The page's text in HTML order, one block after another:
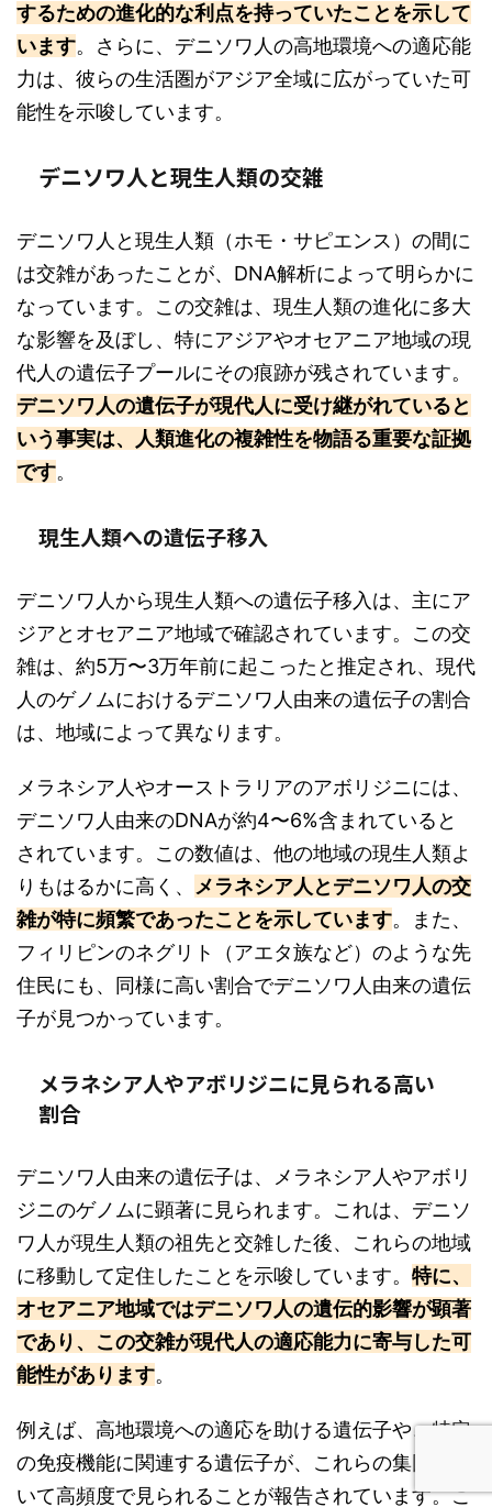
するための進化的な利点を持っていたことを示して
います。さらに、デニソワ人の高地環境への適応能
力は、彼らの生活圏がアジア全域に広がっていた可
能性を示唆しています。
デニソワ人と現生人類の交雑
デニソワ人と現生人類（ホモ・サピエンス）の間に
は交雑があったことが、DNA解析によって明らかに
なっています。この交雑は、現生人類の進化に多大
な影響を及ぼし、特にアジアやオセアニア地域の現
代人の遺伝子プールにその痕跡が残されています。
デニソワ人の遺伝子が現代人に受け継がれていると
いう事実は、人類進化の複雑性を物語る重要な証拠
です。
現生人類への遺伝子移入
デニソワ人から現生人類への遺伝子移入は、主にア
ジアとオセアニア地域で確認されています。この交
雑は、約5万〜3万年前に起こったと推定され、現代
人のゲノムにおけるデニソワ人由来の遺伝子の割合
は、地域によって異なります。
メラネシア人やオーストラリアのアボリジニには、
デニソワ人由来のDNAが約4〜6%含まれていると
されています。この数値は、他の地域の現生人類よ
りもはるかに高く、
メラネシア人とデニソワ人の交
雑が特に頻繁であったことを示しています。また、
フィリピンのネグリト（アエタ族など）のような先
住民にも、同様に高い割合でデニソワ人由来の遺伝
子が見つかっています。
メラネシア人やアボリジニに見られる高い
割合
デニソワ人由来の遺伝子は、メラネシア人やアボリ
ジニのゲノムに顕著に見られます。これは、デニソ
ワ人が現生人類の祖先と交雑した後、これらの地域
に移動して定住したことを示唆しています。 特に、
オセアニア地域ではデニソワ人の遺伝的影響が顕著
であり、この交雑が現代人の適応能力に寄与した可
能性があります。
例えば、高地環境への適応を助ける遺伝子や、特定
の免疫機能に関連する遺伝子が、これらの集団にお
いて高頻度で見られることが報告されています。こ